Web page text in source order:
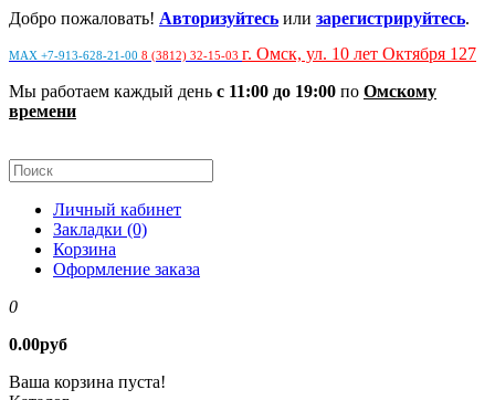
Добро пожаловать! Авторизуйтесь или зарегистрируйтесь.
MAX +7-913-628-21-00 8 (3812) 32-15-03 г. Омск, ул. 10 лет Октября 127
Мы работаем каждый день с 11:00 до 19:00 по Омскому
времени
Личный кабинет
Закладки (0)
Корзина
Оформление заказа
0
0.00руб
Ваша корзина пуста!